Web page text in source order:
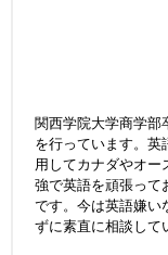
関西学院大学商学部
を行っています。英
用してカナダやオ
強で英語を頑張って
です。今は英語嫌い
ずに素直に相談して